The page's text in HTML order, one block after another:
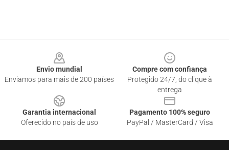
Envio mundial
Enviamos para mais de 200 países
Compre com confiança
Protegido 24/7, do clique à
entrega
Garantia internacional
Oferecido no país de uso
Pagamento 100% seguro
PayPal / MasterCard / Visa